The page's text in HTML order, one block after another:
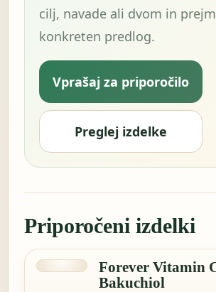
cilj, navade ali dvom in
konkreten predlog.
Vprašaj za priporočilo
Preglej izdelke
Priporočeni izdelki
Forever Vitamin
Bakuchiol